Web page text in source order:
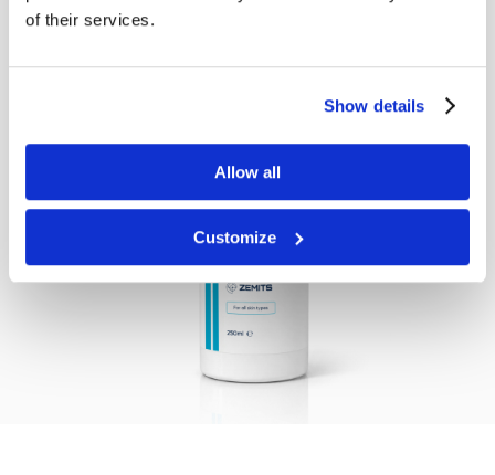
of their services.
Show details
Allow all
Customize